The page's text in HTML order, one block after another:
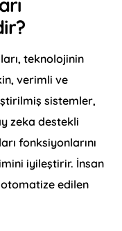
teknolojinin
verimli ve
sistemler,
zeka destekli
fonksiyonlarını
iyileştirir. İnsan
edilen